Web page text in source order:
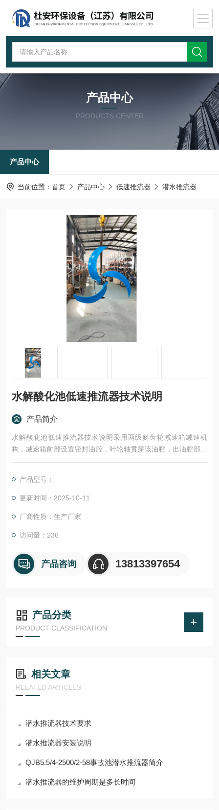
产品中心
PRODUCTS CENTER
产品中心
当前位置： 首页 产品中心 低速推流器 潜水推流器
水解酸化池低速推流器技术说明
产品简介
水解酸化池低速推流器技术说明采用两级斜齿轮减速箱减速机
构，减速箱前部设置密封油腔，叶轮轴贯穿该油腔，出油腔部位
用机械密封进行密封。叶轮和叶轮轴之间采用键连接固定在轴的
论是正转还是偶尔发生反转都不会发生松动，电机轴与污水接触
部分（叶轮与机械密封之间）带轴套防护或其他有效防护措施，
产品型号：
更新时间：2025-10-11
厂商性质：生产厂家
访问量：236
产品咨询 13813397654
产品分类
PRODUCT CLASSIFICATION
相关文章
RELATED ARTICLES
潜水推流器技术要求
潜水推流器安装说明
QJB5.5/4-2500/2-58事故池潜水推流器简介
潜水推流器的维护周期是多长时间